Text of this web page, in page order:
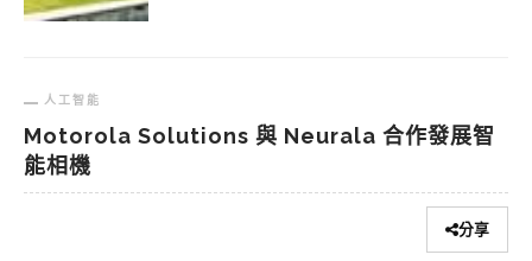
人工智能
Motorola Solutions 與 Neurala 合作發展智
能相機
分享